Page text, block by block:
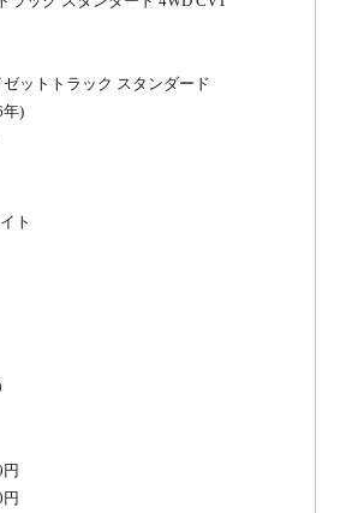
ゼットトラック スタンダード
年)
ト